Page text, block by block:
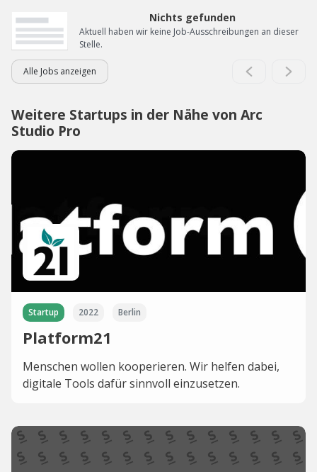
Nichts gefunden
Aktuell haben wir keine Job-Ausschreibungen an dieser
Stelle.
Alle Jobs anzeigen
Weitere Startups in der Nähe von Arc
Studio Pro
Startup 2022 Berlin
Platform21
Menschen wollen kooperieren. Wir helfen dabei,
digitale Tools dafür sinnvoll einzusetzen.